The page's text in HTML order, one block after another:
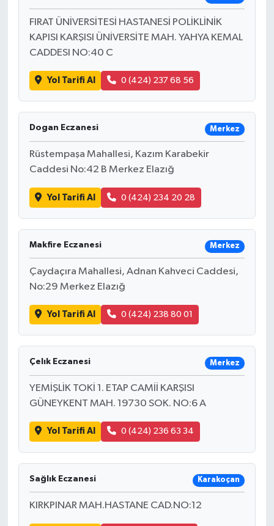
FIRAT ÜNİVERSİTESİ HASTANESİ POLİKLİNİK
KAPISI KARŞISI ÜNİVERSİTE MAH. YAHYA KEMAL
CADDESI NO:40 C
Yol Tarifi Al 0 (424) 237 68 56
Dogan Eczanesi Merkez
Rüstempaşa Mahallesi, Kazım Karabekir
Caddesi No:42 B Merkez Elazığ
Yol Tarifi Al 0 (424) 234 20 28
Makfire Eczanesi Merkez
Çaydaçıra Mahallesi, Adnan Kahveci Caddesi,
No:29 Merkez Elazığ
Yol Tarifi Al 0 (424) 238 80 01
Çelık Eczanesi Merkez
YEMİŞLİK TOKİ 1. ETAP CAMİİ KARŞISI
GÜNEYKENT MAH. 19730 SOK. NO:6 A
Yol Tarifi Al 0 (424) 236 63 34
Sağlık Eczanesi Karakoçan
KIRKPINAR MAH.HASTANE CAD.NO:12